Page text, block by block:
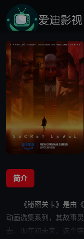
简介
《秘密关卡》是由
动画选集系列，其故事
去、现在和未来。这个